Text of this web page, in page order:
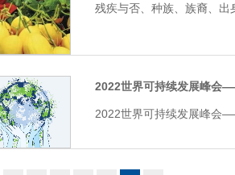
残疾与否、种族、族裔、
2022世界可持续发展峰会
2022世界可持续发展峰会